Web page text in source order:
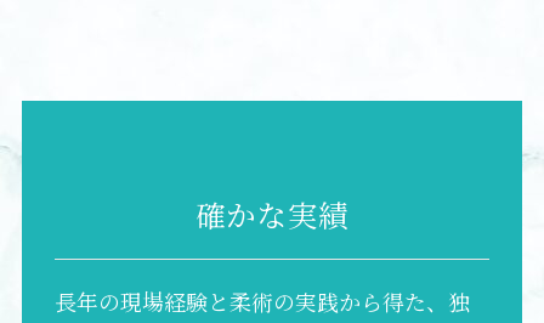
確かな実績
長年の現場経験と柔術の実践から得た、独